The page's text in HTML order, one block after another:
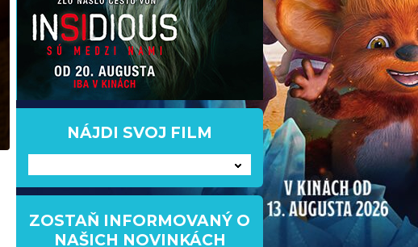
NÁJDI SVOJ FILM
ZOSTAŇ INFORMOVANÝ O
NAŠICH NOVINKÁCH